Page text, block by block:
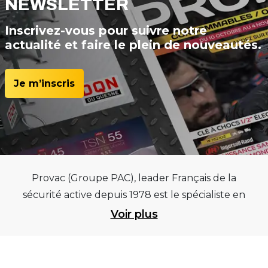
NEWSLETTER
Inscrivez-vous pour suivre notre
actualité et faire le plein de nouveautés.
Je m’inscris
Provac (Groupe PAC), leader Français de la
sécurité active depuis 1978 est le spécialiste en
équipements pour garages et centres
Voir plus